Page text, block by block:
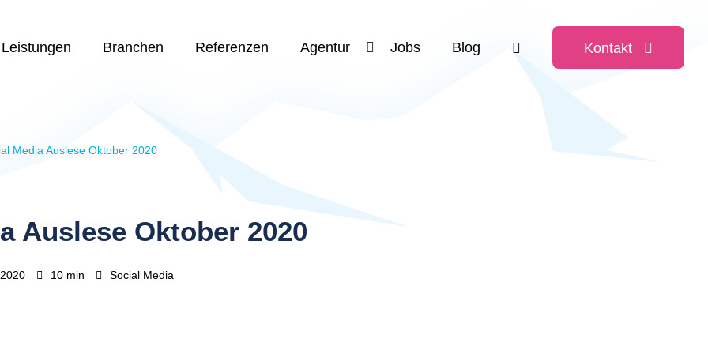
Leistungen Branchen Referenzen Agentur Jobs Blog Kontakt
Media Auslese Oktober 2020
Auslese Oktober 2020
10 min Social Media